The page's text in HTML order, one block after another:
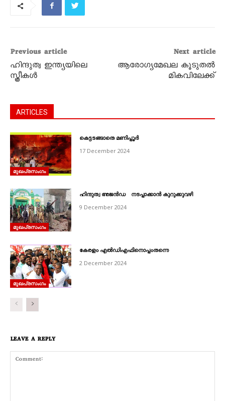
Previous article
ഹിന്ദുത്വ ഇന്ത്യയിലെ
സ്ത്രീകൾ
Next article
ആരോഗ്യമേഖല കൂടുതൽ
മികവിലേക്ക്
ARTICLES
മുഖപ്രസംഗം
കെട്ടടങ്ങാതെ മണിപ്പൂർ
17 December 2024
മുഖപ്രസംഗം
ഹിന്ദുത്വ അജൻഡ നടപ്പാക്കാൻ കുറുക്കുവഴി
9 December 2024
മുഖപ്രസംഗം
കേരളം എൽഡിഎഫിനൊപ്പംതന്നെ
2 December 2024
LEAVE A REPLY